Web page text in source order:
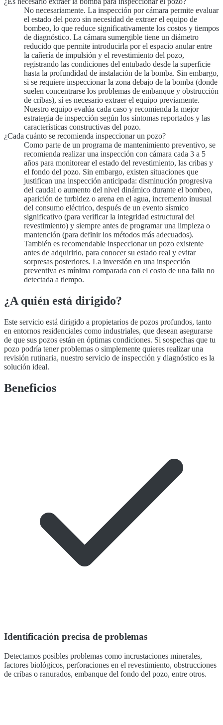
No necesariamente. La inspección por cámara permite evaluar
el estado del pozo sin necesidad de extraer el equipo de
bombeo, lo que reduce significativamente los costos y tiempos
de diagnóstico. La cámara sumergible tiene un diámetro
reducido que permite introducirla por el espacio anular entre
la cañería de impulsión y el revestimiento del pozo,
registrando las condiciones del entubado desde la superficie
hasta la profundidad de instalación de la bomba. Sin embargo,
si se requiere inspeccionar la zona debajo de la bomba (donde
suelen concentrarse los problemas de embanque y obstrucción
de cribas), sí es necesario extraer el equipo previamente.
Nuestro equipo evalúa cada caso y recomienda la mejor
estrategia de inspección según los síntomas reportados y las
características constructivas del pozo.
¿Cada cuánto se recomienda inspeccionar un pozo?
Como parte de un programa de mantenimiento preventivo, se
recomienda realizar una inspección con cámara cada 3 a 5
años para monitorear el estado del revestimiento, las cribas y
el fondo del pozo. Sin embargo, existen situaciones que
justifican una inspección anticipada: disminución progresiva
del caudal o aumento del nivel dinámico durante el bombeo,
aparición de turbidez o arena en el agua, incremento inusual
del consumo eléctrico, después de un evento sísmico
significativo (para verificar la integridad estructural del
revestimiento) y siempre antes de programar una limpieza o
mantención (para definir los métodos más adecuados).
También es recomendable inspeccionar un pozo existente
antes de adquirirlo, para conocer su estado real y evitar
sorpresas posteriores. La inversión en una inspección
preventiva es mínima comparada con el costo de una falla no
detectada a tiempo.
¿A quién está dirigido?
Este servicio está dirigido a propietarios de pozos profundos, tanto
en entornos residenciales como industriales, que desean asegurarse
de que sus pozos están en óptimas condiciones. Si sospechas que tu
pozo podría tener problemas o simplemente quieres realizar una
revisión rutinaria, nuestro servicio de inspección y diagnóstico es la
solución ideal.
Beneficios
Identificación precisa de problemas
Detectamos posibles problemas como incrustaciones minerales,
factores biológicos, perforaciones en el revestimiento, obstrucciones
de cribas o ranurados, embanque del fondo del pozo, entre otros.